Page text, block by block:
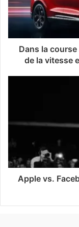
Dans la
de la vitesse
Apple vs.